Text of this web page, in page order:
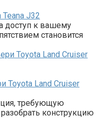
J32
доступ к вашему
становится
Toyota Land Cruiser
требующую
конструкцию